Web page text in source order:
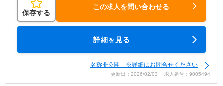
保存する
この求人を問い合わせる
詳細を見る
名称非公開 ※詳細はお問合せください
更新日：2026/02/03 求人番号：9005494